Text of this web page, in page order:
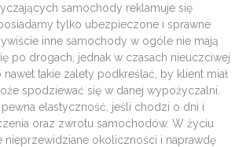
samochody reklamuje się
tylko ubezpieczone i sprawne
inne samochody w ogóle nie mają
po drogach, jednak w czasach nieuczciwej
nawet takie zalety podkreślać, by klient miał
spodziewać się w danej wypożyczalni.
pewna elastyczność, jeśli chodzi o dni i
oraz zwrotu samochodów. W życiu
nieprzewidziane okoliczności i naprawdę